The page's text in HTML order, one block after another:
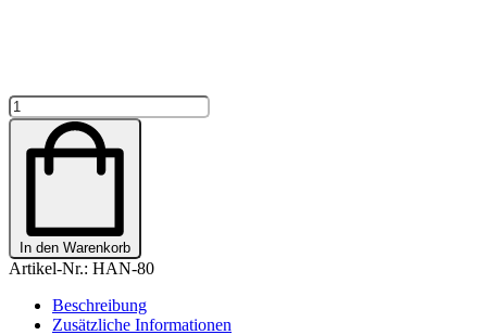
Aufkleber
4
Beine
PERSONALISIERT
Menge
In den Warenkorb
Artikel-Nr.: HAN-80
Beschreibung
Zusätzliche Informationen